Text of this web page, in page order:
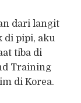
dari langit
di pipi, aku
tiba di
Training
di Korea.